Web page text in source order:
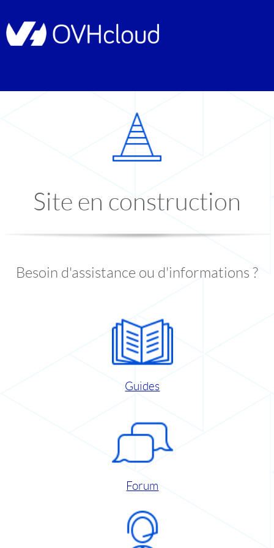
Site en construction
Besoin d'assistance ou d'informations ?
Guides
Forum